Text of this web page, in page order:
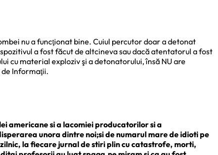
nu a funcţionat bine. Cuiul percutor doar a detonat
a fost făcut de altcineva sau dacă atentatorul a fost
cu material exploziv şi a detonatorului, însă NU are
de Informaţii.
americane si a lacomiei producatorilor si a
unora dintre noi;si de numarul mare de idioti pe
la fiecare jurnal de stiri plin cu catastrofe, morti,